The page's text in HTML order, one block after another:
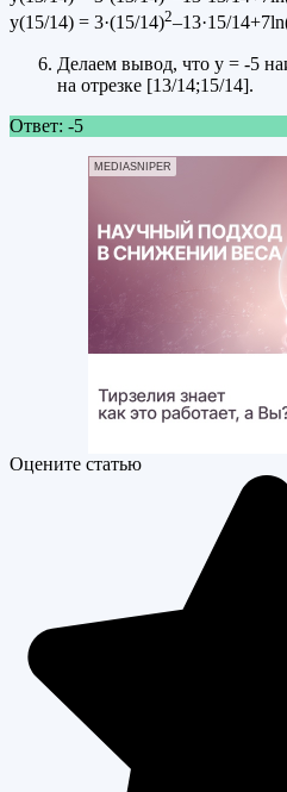
у(15/14) = 3·(15/14)2–13·15/
Делаем вывод, что у = -5
на отрезке [13/14;15/14].
Ответ: -5
MEDIASNIPER
Оцените статью